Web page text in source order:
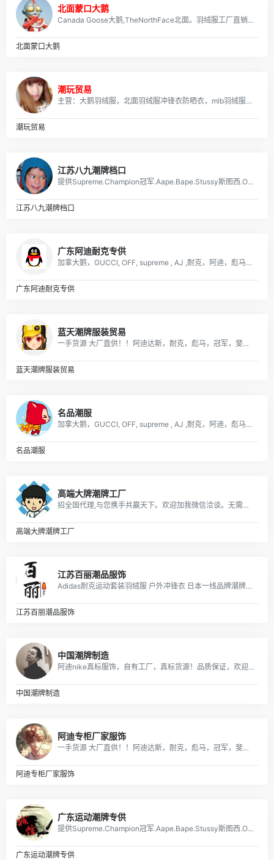
北面蒙口大鹅
Canada Goose大鹅,TheNorthFace北面。羽绒服工厂直销,专注高端，终端供货，可来图定做加工,支持国内外一件代发,支持无理由退换货,全部现货供应，免费送货上门。
北面蒙口大鹅
潮玩贸易
主营：大鹅羽绒服，北面羽绒服冲锋衣防晒衣，mlb羽绒服，剪刀羽绒服，阿迪 耐克 各类球鞋 运动鞋等
潮玩贸易
江苏八九潮牌档口
提供Supreme.Champion冠军.Aape.Bape.Stussy斯图西.OFF-White.ASSC.阿迪Adidasi、耐克Nike、彪马Puma、Evisu福神、BOY、Dickies、Guccy古弛、Fila斐乐、川久保玲、巴黎世家、Kenzo、LV等等潮牌品牌服装。
江苏八九潮牌档口
广东阿迪耐克专供
加拿大鹅，GUCCI, OFF, supreme , AJ ,耐克，阿迪，彪马，匡威，北面, 福神等各类潮牌包包 服装，支持免费一件代发，每日新款实拍上新。退换无忧！！！
广东阿迪耐克专供
蓝天潮牌服装贸易
一手货源 大厂直供！！阿迪达斯，耐克，彪马，冠军，斐乐，boy，aape ，supreme ，MLB，vans ，off ，Gucci ，LV，Dior ，ck ，巴宝莉，巴黎世家，香奈儿，阿玛尼，芬迪，福神，高田贤三虎头，斯图西，匡威，克罗心，北面，汤姆布朗，纪梵希，乔丹，李宁，安德玛，等各品牌高版爆款潮服，包包，项链，戒指，香水，口红，帽，皮带，手表，耳机，配饰，等奢侈品牌！ 主供：淘宝，天猫，实体店放货，外贸订单，微商代理，档口批发，工厂订单，大量爆款，常年供货！
蓝天潮牌服装贸易
名品潮服
加拿大鹅，GUCCI, OFF, supreme , AJ ,耐克，阿迪，彪马，匡威，北面, 福神等各类潮牌包包 服装，支持免费一件代发，每日新款实拍上新。退换无忧！！！
名品潮服
高端大牌潮牌工厂
招全国代理,与您携手共赢天下。欢迎加我微信洽谈。无需代理费，一手货源，支持全国一件代发,真实有效. 主营：各大主流潮牌，奢侈品，包厢，项链配饰，远动品牌
高端大牌潮牌工厂
江苏百丽潮品服饰
Adidas耐克运动套装羽绒服 户外冲锋衣 日本一线品牌潮牌，安德玛，彪马PUMA，Evisu福神，乔丹，supreme巴黎世家vans FILA各类品牌服装
江苏百丽潮品服饰
中国潮牌制造
阿迪nike真标服饰，自有工厂，真标货源！品质保证，欢迎批发或者来样定做，实体天猫首选！支持一件代发，欢迎批发拿货来样定做，真标一手货源。实体网店进货首选，专柜比一比出货 只做一比一的！！！
中国潮牌制造
阿迪专柜厂家服饰
一手货源 大厂直供！！阿迪达斯，耐克，彪马，冠军，斐乐，boy，aape ，supreme ，MLB，vans ，off ，Gucci ，LV，Dior ，ck ，巴宝莉，巴黎世家，香奈儿，阿玛尼，芬迪，福神，高田贤三虎头，斯图西，匡威，克罗心，北面，汤姆布朗，纪梵希，乔丹，李宁，安德玛，等各品牌高版爆款潮服，包包，项链，戒指，香水，口红，帽，皮带，手表，耳机，配饰，等奢侈品牌！ 主供：淘宝，天猫，实体店放货，外贸订单，微商代理，档口批发，工厂订单，大量爆款，常年供货！
阿迪专柜厂家服饰
广东运动潮牌专供
提供Supreme.Champion冠军.Aape.Bape.Stussy斯图西.OFF-White.ASSC.阿迪Adidasi、耐克Nike、彪马Puma、Evisu福神、BOY、Dickies、Guccy古弛、Fila斐乐、川久保玲、巴黎世家、Kenzo、LV等等潮牌品牌服装。
广东运动潮牌专供